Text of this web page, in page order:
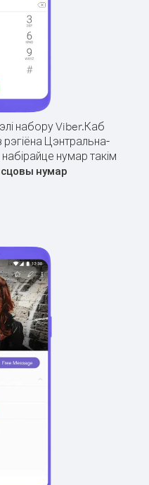
набору Viber.Каб
рэгіёна Цэнтральна-
нумар такім
нумар